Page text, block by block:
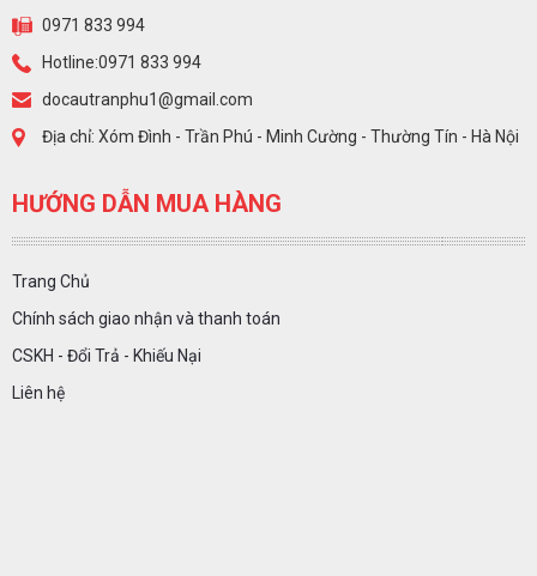
0971 833 994
Hotline:0971 833 994
docautranphu1@gmail.com
Địa chỉ: Xóm Đình - Trần Phú - Minh Cường - Thường Tín - Hà Nội
HƯỚNG DẪN MUA HÀNG
Trang Chủ
Chính sách giao nhận và thanh toán
CSKH - Đổi Trả - Khiếu Nại
Liên hệ